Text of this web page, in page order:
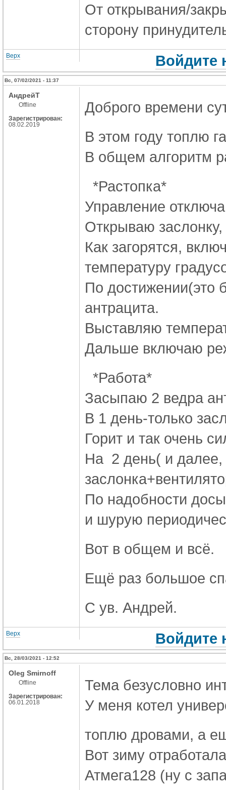
От открывания/
сторону
Верх Войдите
Вс, 07/02/2021 - 11:37
АндрейT
Offline
Зарегистрирован:
08.02.2019
Доброго времени
В этом году топлю
В общем алгоритм
*Растопка*
Управление
Открываю
Как загорятся,
температуру
По достижении(это
антрацита.
Выставляю
Дальше включаю
*Работа*
Засыпаю 2 ведра
В 1 день-только
Горит и так очень
На 2 день( и далее,
По надобности
и шурую
Вот в общем и всё.
Ещё раз большое
С ув. Андрей.
Верх Войдите
Вс, 28/03/2021 - 12:52
Oleg Smirnoff
Offline
Зарегистрирован:
06.01.2018
Тема безусловно
У меня котел
топлю дровами, а
Вот зиму
Атмега128 (ну с